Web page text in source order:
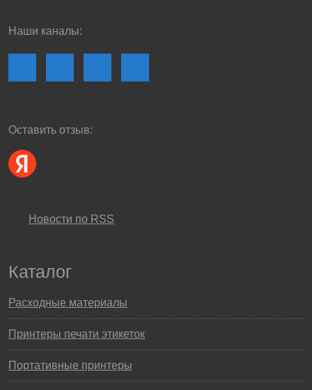
Наши каналы:
Оставить отзыв:
Новости по RSS
Каталог
Расходные материалы
Принтеры печати этикеток
Портативные принтеры